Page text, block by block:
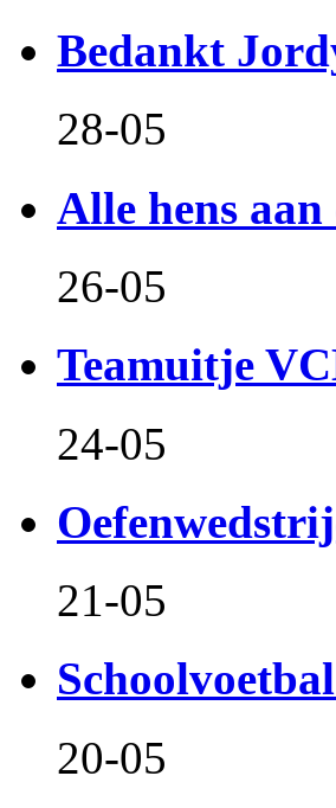
Bedankt
28-05
Alle hens
26-05
Teamuitje
24-05
21-05
20-05